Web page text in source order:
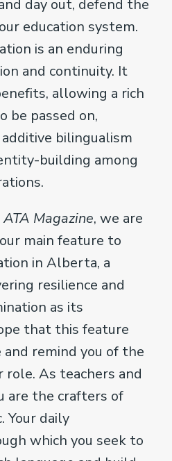
day out, defend the
education system.
is an enduring
and continuity. It
allowing a rich
be passed on,
bilingualism
building among
ATA Magazine, we are
main feature to
in Alberta, a
resilience and
as its
that this feature
remind you of the
role. As teachers and
are the crafters of
Your daily
which you seek to